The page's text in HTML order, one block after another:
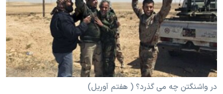
فرهنگ و زندگی
حقوق شهروندی
اقتصادی
اسرائیل در جنگ
مستندها
انتخابات ریاست جمهوری آمریکا ۲۰۲۴
حمله جمهوری اسلامی به اسرائیل
ورزش زنان در ایران
دنبال کنید
زبانهای مختلف
در واشنگتن چه می گذرد؟ ( هفتم آوریل)